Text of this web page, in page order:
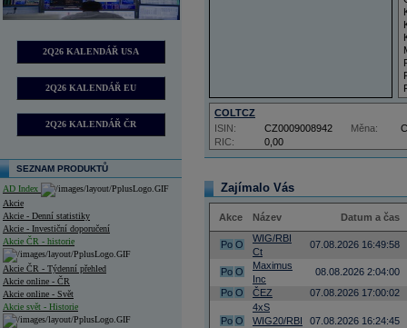
2Q26 KALENDÁŘ USA
2Q26 KALENDÁŘ EU
2Q26 KALENDÁŘ ČR
SEZNAM PRODUKTŮ
AD Index
Akcie
Akcie - Denní statistiky
Akcie - Investiční doporučení
Akcie ČR - historie
Akcie ČR - Týdenní přehled
Akcie online - ČR
Akcie online - Svět
Akcie svět - Historie
COLTCZ
RIC: 0,00
ISIN: CZ0009008942 Měna:
Zajímalo Vás
Akce Název Datum a čas
Po O
WIG/RBI
Ct
07.08.2026 16:49:58
Po O
Maximus
Inc
08.08.2026 2:04:00
Po O ČEZ 07.08.2026 17:00:02
Po O
4xS
WIG20/RBI
07.08.2026 16:24:45